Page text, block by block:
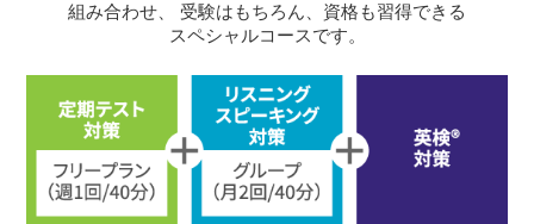
組み合わせ、
受験はもちろん、資格も習得できる
スペシャルコースです。